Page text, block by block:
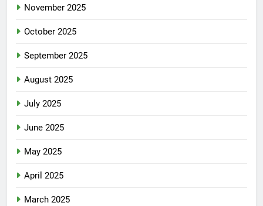
November 2025
October 2025
September 2025
August 2025
July 2025
June 2025
May 2025
April 2025
March 2025